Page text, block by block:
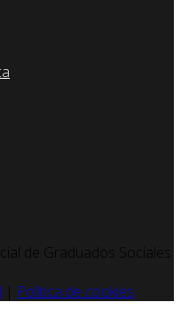
de Graduados Sociales
Política de cookies